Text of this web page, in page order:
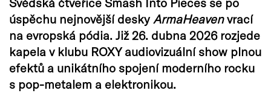
úspěchu nejnovější desky ArmaHeavenvrací
na evropská pódia. Již 26. dubna 2026 rozjede
kapela v klubu ROXY audiovizuální show plnou
efektů a unikátního spojení moderního rocku
s pop-metalem a elektronikou.